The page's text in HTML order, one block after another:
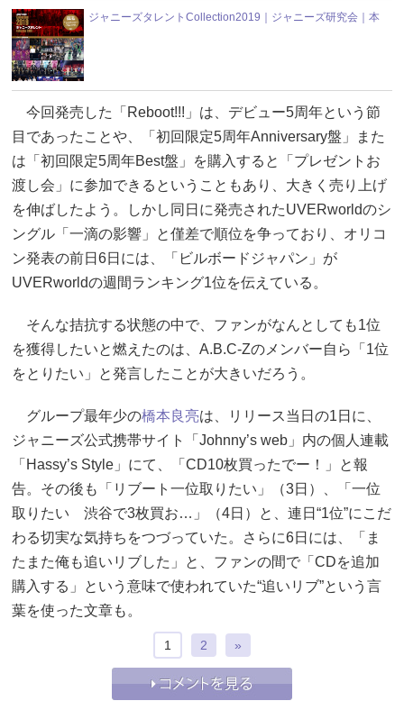
ジャニーズタレントCollection2019｜ジャニーズ研究会｜本
今回発売した「Reboot!!!」は、デビュー5周年という節
目であったことや、「初回限定5周年Anniversary盤」また
は「初回限定5周年Best盤」を購入すると「プレゼントお
渡し会」に参加できるということもあり、大きく売り上げ
を伸ばしたよう。しかし同日に発売されたUVERworldのシ
ングル「一滴の影響」と僅差で順位を争っており、オリコ
ン発表の前日6日には、「ビルボードジャパン」が
UVERworldの週間ランキング1位を伝えている。
そんな拮抗する状態の中で、ファンがなんとしても1位
を獲得したいと燃えたのは、A.B.C-Zのメンバー自ら「1位
をとりたい」と発言したことが大きいだろう。
グループ最年少の橋本良亮は、リリース当日の1日に、
ジャニーズ公式携帯サイト「Johnny’s web」内の個人連載
「Hassy’s Style」にて、「CD10枚買ったでー！」と報
告。その後も「リブート一位取りたい」（3日）、「一位
取りたい 渋谷で3枚買お…」（4日）と、連日“1位”にこだ
わる切実な気持ちをつづっていた。さらに6日には、「ま
たまた俺も追いリブした」と、ファンの間で「CDを追加
購入する」という意味で使われていた“追いリブ”という言
葉を使った文章も。
1 2 »